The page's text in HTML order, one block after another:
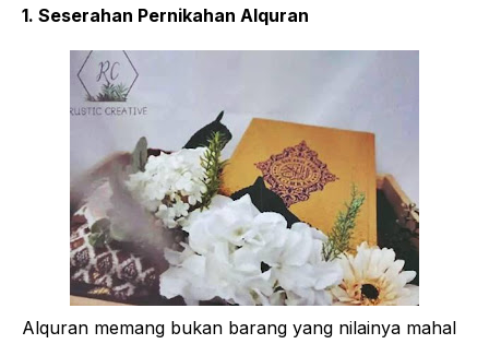
1. Seserahan Pernikahan Alquran
Alquran memang bukan barang yang nilainya mahal